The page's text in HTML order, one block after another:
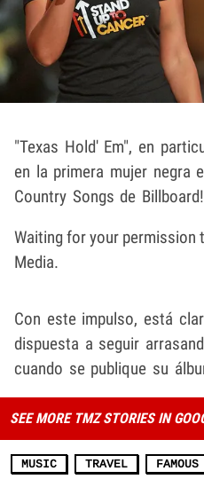
"Texas Hold' Em", en
en la primera mujer negra
Country Songs de Billboard!
Waiting for your permission
Media.
Con este impulso, está
dispuesta a seguir
cuando se publique su
SEE MORE TMZ STORIES IN
MUSIC TRAVEL